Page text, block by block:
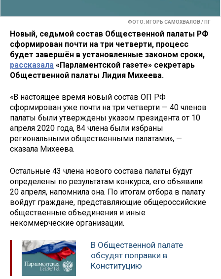
ФОТО: ИГОРЬ САМОХВАЛОВ / ПГ
Новый, седьмой состав Общественной палаты РФ
сформирован почти на три четверти, процесс
будет завершён в установленные законом сроки,
рассказала «Парламентской газете» секретарь
Общественной палаты Лидия Михеева.
«В настоящее время новый состав ОП РФ
сформирован уже почти на три четверти — 40 членов
палаты были утверждены указом президента от 10
апреля 2020 года, 84 члена были избраны
региональными общественными палатами», —
сказала Михеева.
Остальные 43 члена нового состава палаты будут
определены по результатам конкурса, его объявили
20 апреля, напомнила она. По итогам отбора в палату
войдут граждане, представляющие общероссийские
общественные объединения и иные
некоммерческие организации.
В Общественной палате
обсудят поправки в
Конституцию